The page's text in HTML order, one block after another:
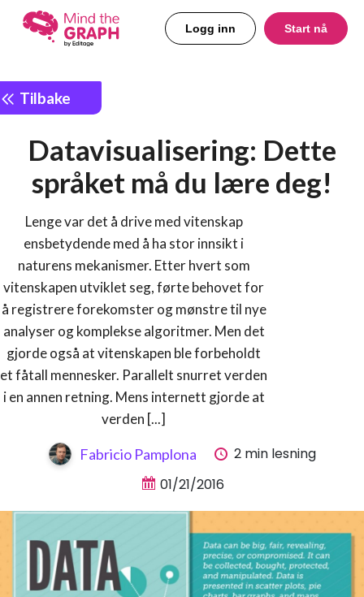
Logg inn Start nå
Tilbake
Datavisualisering: Dette
språket må du lære deg!
Lenge var det å drive med vitenskap
ensbetydende med å ha stor innsikt i
naturens mekanismer. Etter hvert som
vitenskapen utviklet seg, førte behovet for
å registrere forekomster og mønstre til nye
analyser og komplekse algoritmer. Men det
gjorde også at vitenskapen ble forbeholdt
et fåtall mennesker. Parallelt snurret verden
i en annen retning. Mens internett gjorde at
verden [...]
Fabricio Pamplona
2 min lesning
01/21/2016